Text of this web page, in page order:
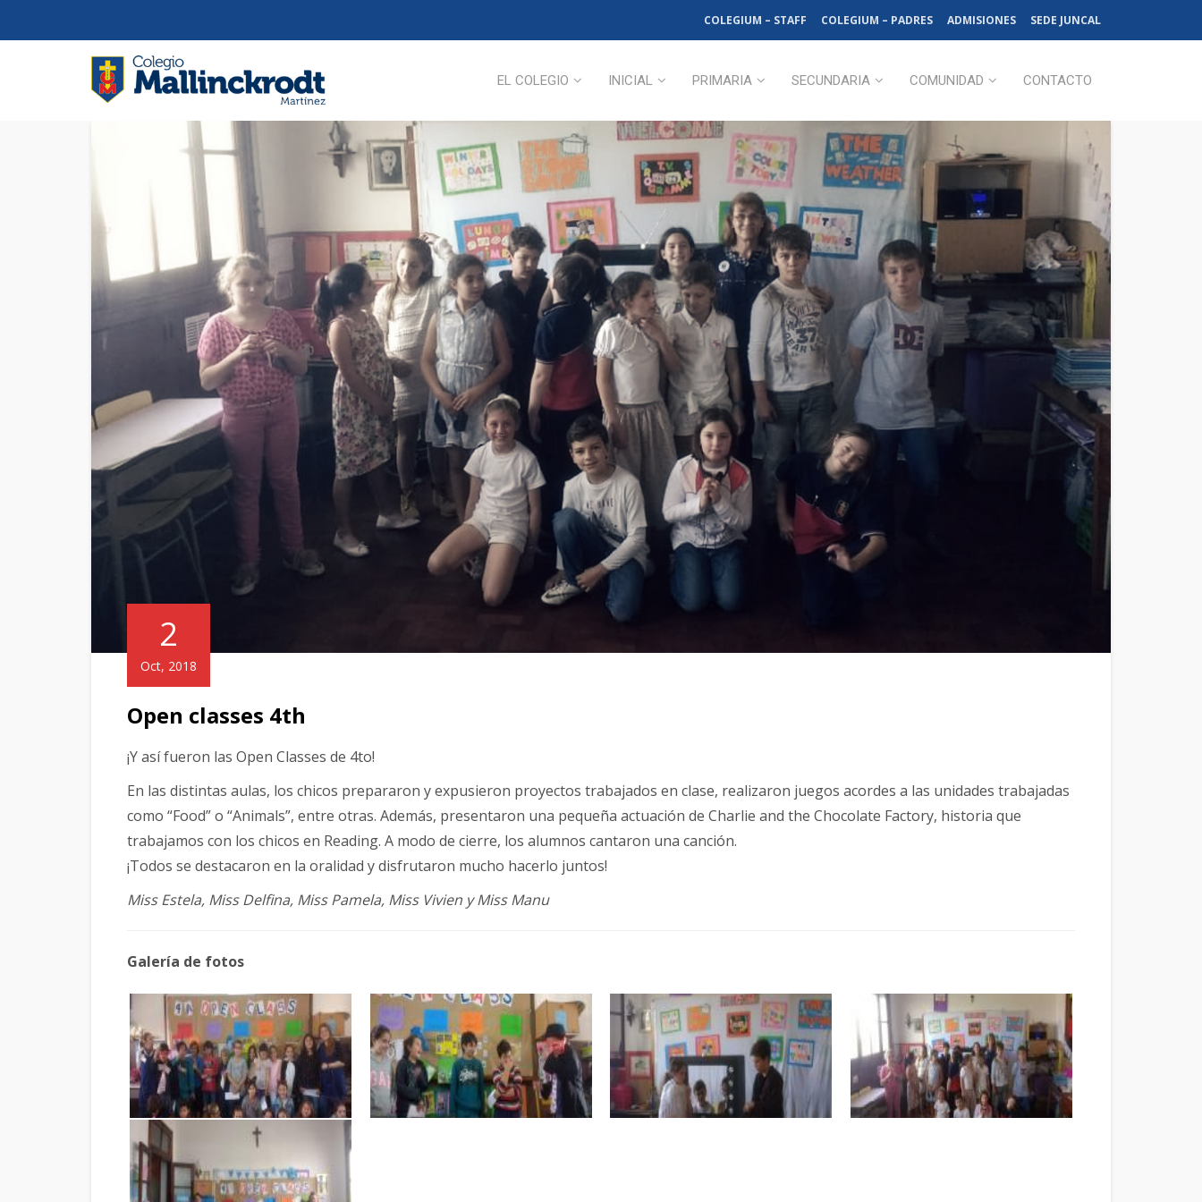
COLEGIUM – STAFF COLEGIUM – PADRES ADMISIONES SEDE JUNCAL
EL COLEGIO INICIAL PRIMARIA SECUNDARIA COMUNIDAD CONTACTO
2
Oct, 2018
Open classes 4th
¡Y así fueron las Open Classes de 4to!
En las distintas aulas, los chicos prepararon y expusieron proyectos trabajados en clase, realizaron juegos acordes a las unidades trabajadas
como “Food” o “Animals”, entre otras. Además, presentaron una pequeña actuación de Charlie and the Chocolate Factory, historia que
trabajamos con los chicos en Reading. A modo de cierre, los alumnos cantaron una canción.
¡Todos se destacaron en la oralidad y disfrutaron mucho hacerlo juntos!
Miss Estela, Miss Delfina, Miss Pamela, Miss Vivien y Miss Manu
Galería de fotos